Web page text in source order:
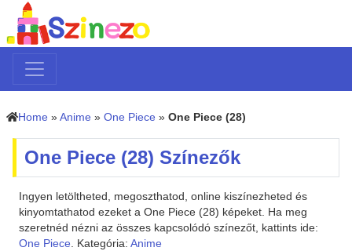
Home » Anime » One Piece » One Piece (28)
One Piece (28) Színezők
Ingyen letöltheted, megoszthatod, online kiszínezheted és
kinyomtathatod ezeket a One Piece (28) képeket. Ha meg
szeretnéd nézni az összes kapcsolódó színezőt, kattints ide:
One Piece. Kategória: Anime